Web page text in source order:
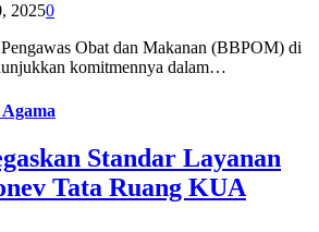
20250
Obat dan Makanan (BBPOM) di
komitmennya dalam…
Standar Layanan
Tata Ruang KUA